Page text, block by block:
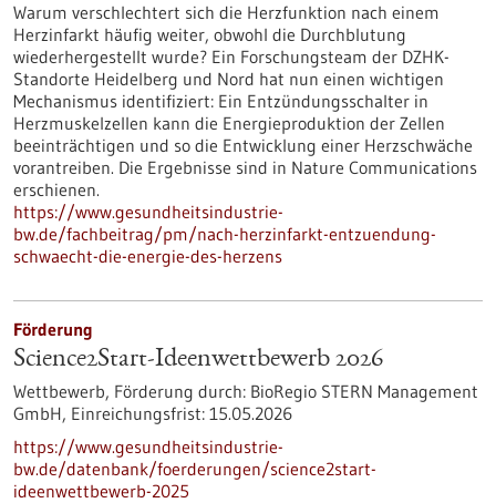
Warum verschlechtert sich die Herzfunktion nach einem
Herzinfarkt häufig weiter, obwohl die Durchblutung
wiederhergestellt wurde? Ein Forschungsteam der DZHK-
Standorte Heidelberg und Nord hat nun einen wichtigen
Mechanismus identifiziert: Ein Entzündungsschalter in
Herzmuskelzellen kann die Energieproduktion der Zellen
beeinträchtigen und so die Entwicklung einer Herzschwäche
vorantreiben. Die Ergebnisse sind in Nature Communications
erschienen.
https://www.gesundheitsindustrie-
bw.de/fachbeitrag/pm/nach-herzinfarkt-entzuendung-
schwaecht-die-energie-des-herzens
Förderung
Science2Start-Ideenwettbewerb 2026
Wettbewerb, Förderung durch: BioRegio STERN Management
GmbH, Einreichungsfrist: 15.05.2026
https://www.gesundheitsindustrie-
bw.de/datenbank/foerderungen/science2start-
ideenwettbewerb-2025